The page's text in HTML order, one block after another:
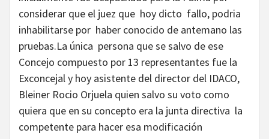
considerar que el juez que hoy dicto fallo, podria
inhabilitarse por haber conocido de antemano las
pruebas.La única persona que se salvo de ese
Concejo compuesto por 13 representantes fue la
Exconcejal y hoy asistente del director del IDACO,
Bleiner Rocio Orjuela quien salvo su voto como
quiera que en su concepto era la junta directiva la
competente para hacer esa modificación